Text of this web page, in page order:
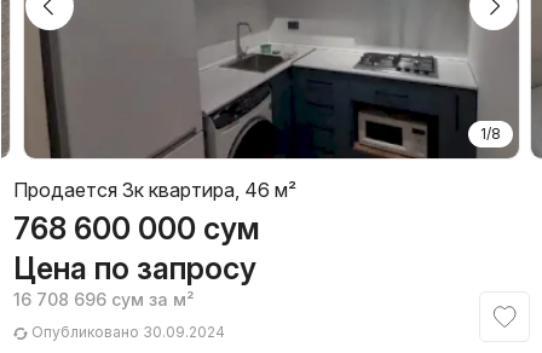
1/8
Продается 3к квартира, 46 м²
768 600 000 сум
Цена по запросу
16 708 696 сум за м²
Опубликовано 30.09.2024